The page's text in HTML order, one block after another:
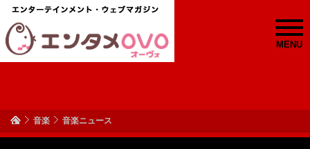
MENU
音楽 音楽ニュース